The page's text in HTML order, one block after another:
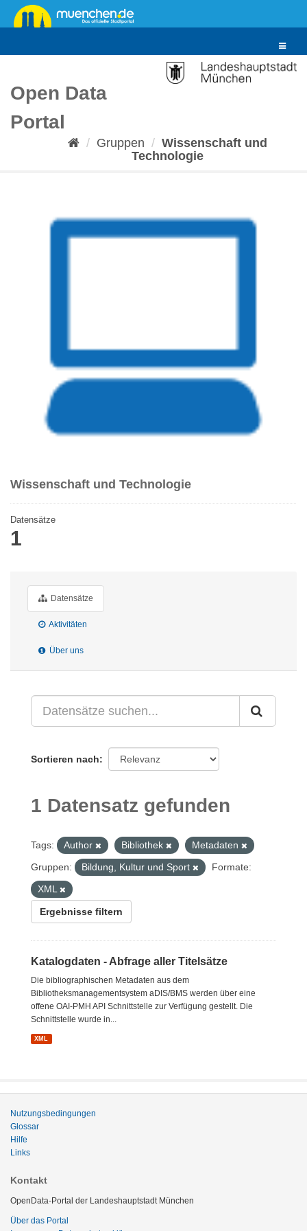
Überspringen
zum
Toggle
Open Data
Portal
Gruppen
Wissenschaft und
Technologie
Wissenschaft und Technologie
Datensätze
1
Datensätze
Aktivitäten
Über uns
Sortieren nach
1 Datensatz gefunden
Tags: Author Bibliothek
Metadaten
Gruppen:
Bildung, Kultur und Sport
Formate:
XML
Ergebnisse filtern
Katalogdaten - Abfrage aller Titelsätze
Die bibliographischen Metadaten aus dem
Bibliotheksmanagementsystem aDIS/BMS werden über eine
offene OAI-PMH API Schnittstelle zur Verfügung gestellt. Die
Schnittstelle wurde in...
XML
Nutzungsbedingungen
Glossar
Hilfe
Links
Kontakt
OpenData-Portal der Landeshauptstadt München
Über das Portal